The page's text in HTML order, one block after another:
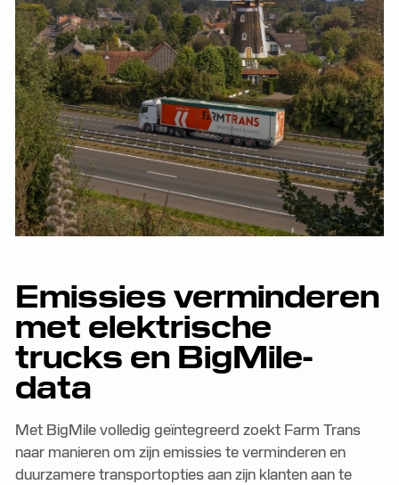
Emissies verminderen
met elektrische
trucks en BigMile-
data
Met BigMile volledig geïntegreerd zoekt Farm Trans
naar manieren om zijn emissies te verminderen en
duurzamere transportopties aan zijn klanten aan te